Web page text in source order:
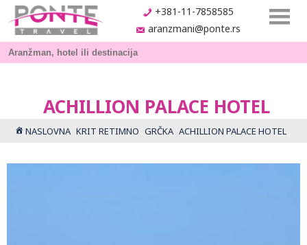
+381-11-7858585
aranzmani@ponte.rs
ACHILLION PALACE HOTEL
NASLOVNA KRIT RETIMNO GRČKA ACHILLION PALACE HOTEL